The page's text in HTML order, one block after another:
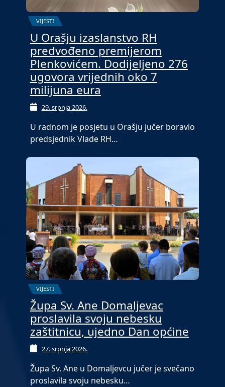
VIJESTI
U Orašju izaslanstvo RH
predvođeno premijerom
Plenkovićem. Dodijeljeno 276
ugovora vrijednih oko 7
milijuna eura
29. srpnja 2026.
U radnom je posjetu u Orašju jučer boravio
predsjednik Vlade RH…
VIJESTI
Župa Sv. Ane Domaljevac
proslavila svoju nebesku
zaštitnicu, ujedno Dan općine
27. srpnja 2026.
Župa Sv. Ane u Domaljevcu jučer je svečano
proslavila svoju nebesku…